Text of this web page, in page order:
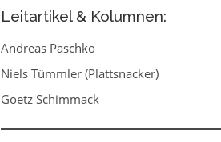
Leitartikel & Kolumnen:
Andreas Paschko
Niels Tümmler (Plattsnacker)
Goetz Schimmack